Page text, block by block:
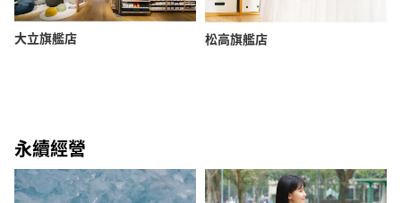
大立旗艦店 松高旗艦店
永續經營